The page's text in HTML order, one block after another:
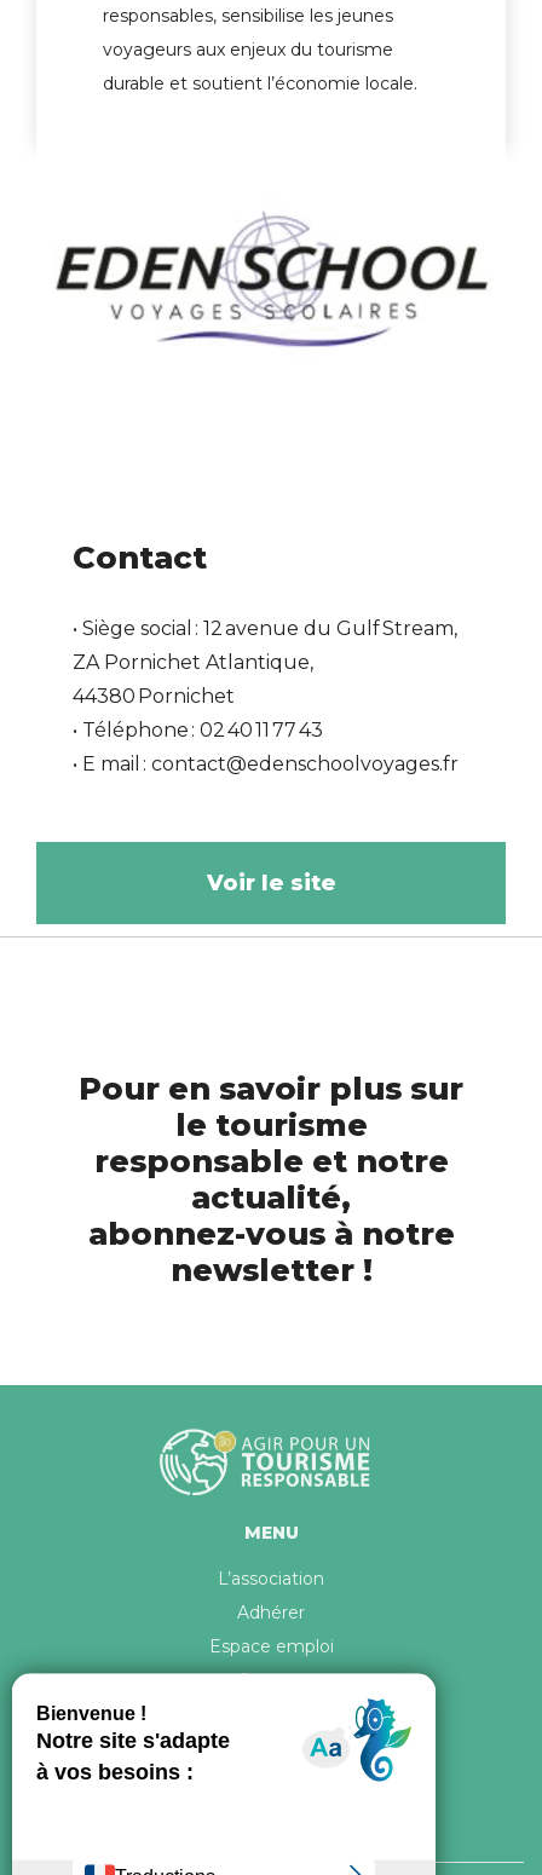
responsables, sensibilise les jeunes
voyageurs aux enjeux du tourisme
durable et soutient l’économie locale.
Contact
• Siège social : 12 avenue du Gulf Stream,
ZA Pornichet Atlantique,
44380 Pornichet
• Téléphone : 02 40 11 77 43
• E mail : contact@edenschoolvoyages.fr
Voir le site
Pour en savoir plus sur
le tourisme
responsable et notre
actualité,
abonnez-vous à notre
newsletter !
MENU
L’association
Adhérer
Espace emploi
Contact